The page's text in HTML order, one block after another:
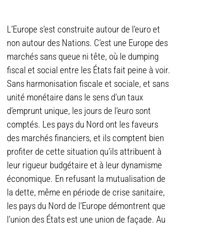
L’Europe s’est construite autour de l’euro et
non autour des Nations. C’est une Europe des
marchés sans queue ni tête, où le dumping
fiscal et social entre les États fait peine à voir.
Sans harmonisation fiscale et sociale, et sans
unité monétaire dans le sens d’un taux
d’emprunt unique, les jours de l’euro sont
comptés. Les pays du Nord ont les faveurs
des marchés financiers, et ils comptent bien
profiter de cette situation qu’ils attribuent à
leur rigueur budgétaire et à leur dynamisme
économique. En refusant la mutualisation de
la dette, même en période de crise sanitaire,
les pays du Nord de l’Europe démontrent que
l’union des États est une union de façade. Au